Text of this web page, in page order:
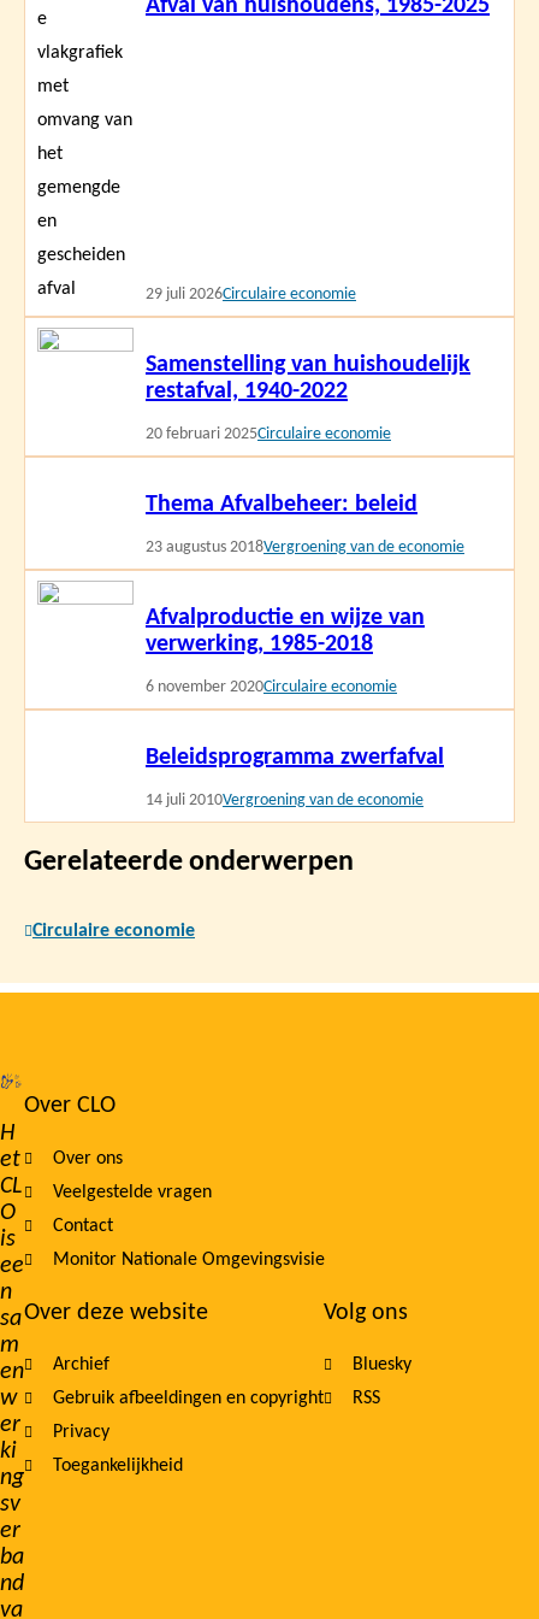
Afval van huishoudens, 1985-2025
29 juli 2026Circulaire economie
Samenstelling van huishoudelijk
restafval, 1940-2022
20 februari 2025Circulaire economie
Lees
Thema Afvalbeheer: beleid
23 augustus 2018Vergroening van de economie
Afvalproductie en wijze van
verwerking, 1985-2018
6 november 2020Circulaire economie
Lees
Beleidsprogramma zwerfafval
14 juli 2010Vergroening van de economie
Gerelateerde onderwerpen
Circulaire economie
H
et
CL
O
is
ee
n
sa
m
en
w
er
ki
ng
sv
er
ba
nd
va
Footer
navigation
Over CLO
Over ons
Veelgestelde vragen
Contact
Monitor Nationale Omgevingsvisie
Over deze website
Archief
Gebruik afbeeldingen en copyright
Privacy
Toegankelijkheid
Volg ons
Bluesky
RSS